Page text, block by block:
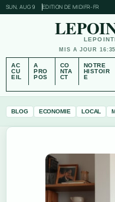
SUN, AUG 9 EDITION DE MIDIFR-FR
MIS A JOUR
AC
CU
EIL
A
PRO
POS
CO
NTA
CT
NOTRE
HISTOIR
E
BLOG ECONOMIE LOCAL